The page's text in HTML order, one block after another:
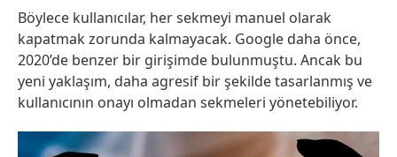
Böylece kullanıcılar, her sekmeyi manuel olarak
kapatmak zorunda kalmayacak. Google daha önce,
2020’de benzer bir girişimde bulunmuştu. Ancak bu
yeni yaklaşım, daha agresif bir şekilde tasarlanmış ve
kullanıcının onayı olmadan sekmeleri yönetebiliyor.